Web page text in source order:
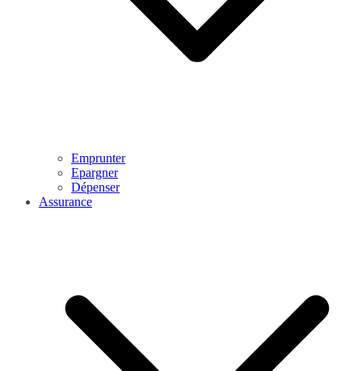
Emprunter
Epargner
Dépenser
Assurance